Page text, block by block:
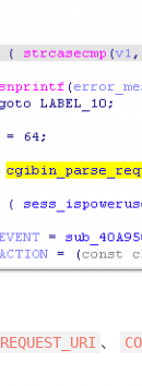
REQUEST_URI 、